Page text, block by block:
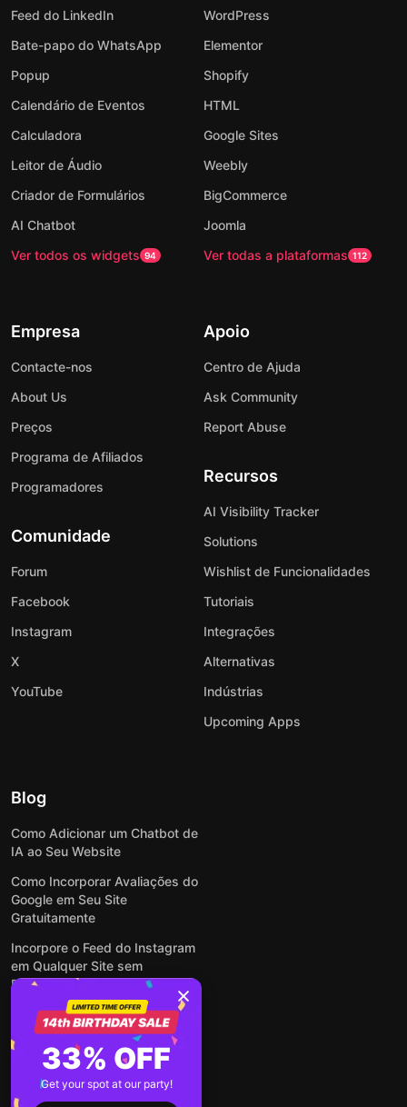
Feed do LinkedIn
Bate-papo do WhatsApp
Popup
Calendário de Eventos
Calculadora
Leitor de Áudio
Criador de Formulários
AI Chatbot
Ver todos os widgets 94
WordPress
Elementor
Shopify
HTML
Google Sites
Weebly
BigCommerce
Joomla
Ver todas a plataformas 112
Empresa
Contacte-nos
About Us
Preços
Programa de Afiliados
Programadores
Comunidade
Forum
Facebook
Instagram
X
YouTube
Apoio
Centro de Ajuda
Ask Community
Report Abuse
Recursos
AI Visibility Tracker
Solutions
Wishlist de Funcionalidades
Tutoriais
Integrações
Alternativas
Indústrias
Upcoming Apps
Blog
Como Adicionar um Chatbot de
IA ao Seu Website
Como Incorporar Avaliações do
Google em Seu Site
Gratuitamente
Incorpore o Feed do Instagram
em Qualquer Site sem
Programação!
Como Incorporar Formulários
em Qualquer Site Online e
Gratuitamente
Como Criar Formulário para
WordPress: Simples e Rápido
33% OFF
Get your spot at our party!